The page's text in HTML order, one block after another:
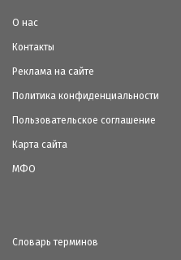
О нас
Контакты
Реклама на сайте
Политика конфиденциальности
Пользовательское соглашение
Карта сайта
МФО
Словарь терминов